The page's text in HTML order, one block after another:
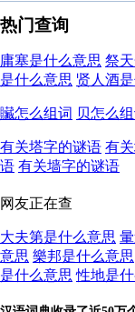
热门查询
庸塞是什么意思 祭
是什么意思 贤人酒
贜怎么组词 贝怎么
有关塔字的谜语 有
语 有关墙字的谜语
网友正在查
大夫第是什么意思
意思 樂邦是什么意思
是什么意思 性地是